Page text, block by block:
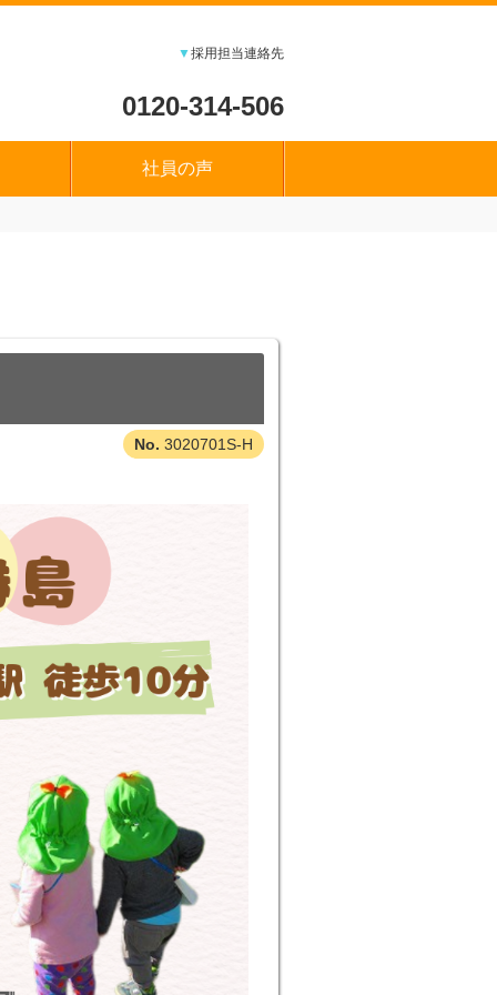
▼採用担当連絡先
0120-314-506
社員の声
3020701S-H